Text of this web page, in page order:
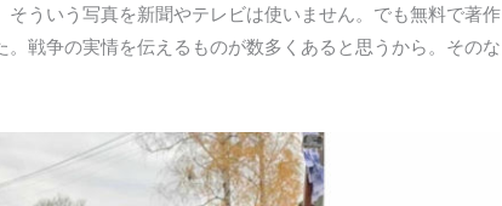
ういう写真を新聞やテレビは使いません。でも無料で著作
戦争の実情を伝えるものが数多くあると思うから。そのな